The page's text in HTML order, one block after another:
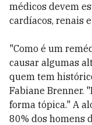
médicos devem
cardíacos, renais
"Como é um
causar algumas
quem tem
Fabiane Brenner.
forma tópica." A
80% dos homens